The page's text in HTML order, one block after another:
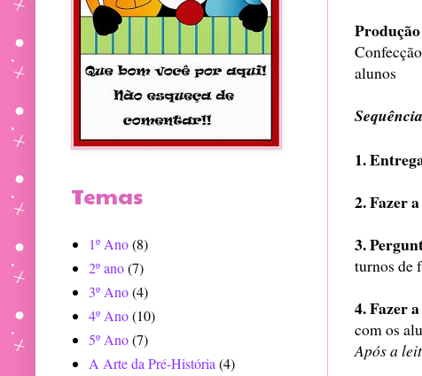
alunos
1.
2. Fazer
3.
turnos de
4. Fazer
com os
Após a
Temas
1º Ano(8)
2º ano(7)
3º Ano(4)
4º Ano(10)
5º Ano(7)
A Arte da Pré-História (4)